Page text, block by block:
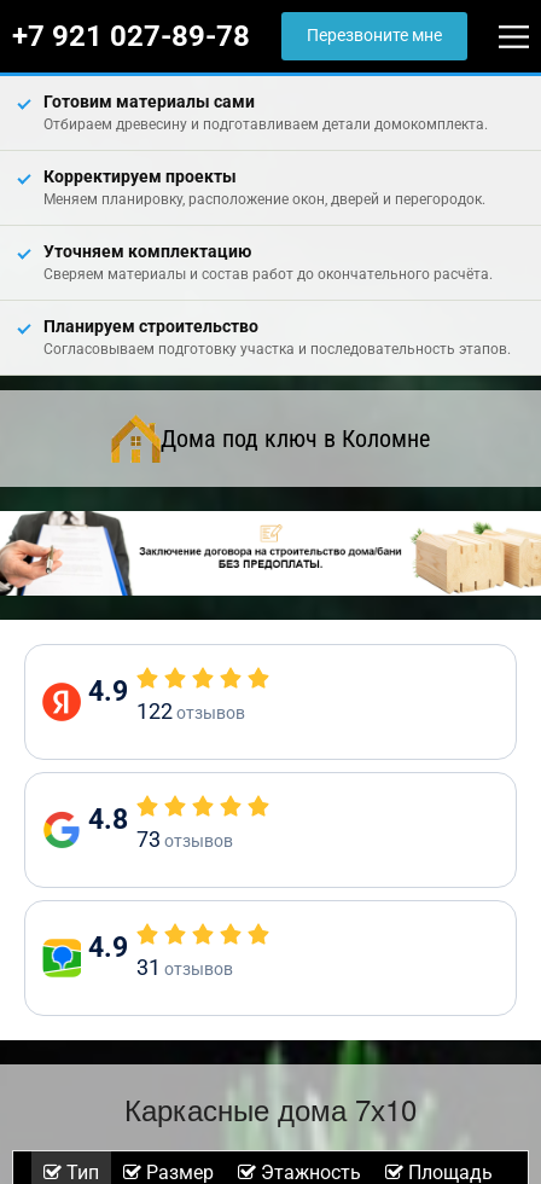
+7 921 027-89-78 Перезвоните мне
Готовим материалы сами
Отбираем древесину и подготавливаем детали домокомплекта.
Корректируем проекты
Меняем планировку, расположение окон, дверей и перегородок.
Уточняем комплектацию
Сверяем материалы и состав работ до окончательного расчёта.
Планируем строительство
Согласовываем подготовку участка и последовательность этапов.
Дома под ключ в Коломне
4.9
122отзывов
4.8
73 отзывов
4.9
31 отзывов
Каркасные дома 7х10
Тип Размер Этажность
Площадь